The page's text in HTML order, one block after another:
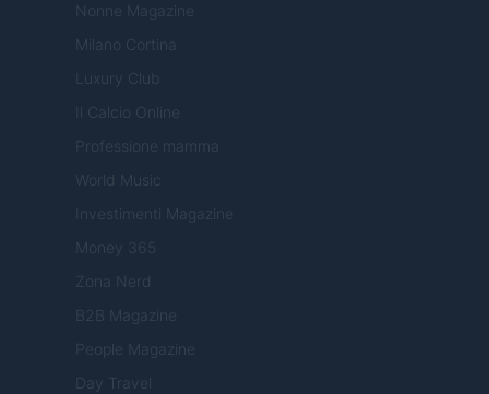
Nonne Magazine
Milano Cortina
Luxury Club
Il Calcio Online
Professione mamma
World Music
Investimenti Magazine
Money 365
Zona Nerd
B2B Magazine
People Magazine
Day Travel